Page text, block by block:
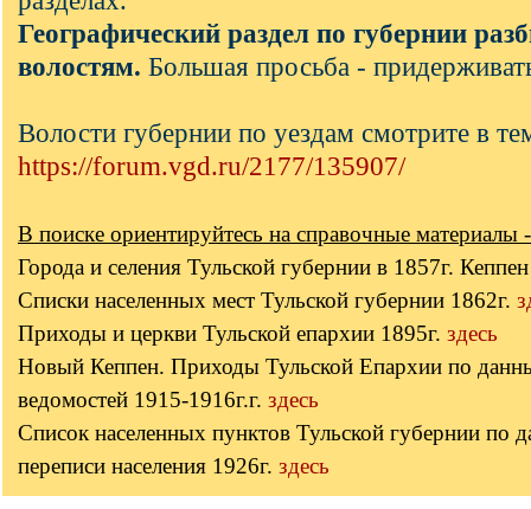
Географический раздел по губернии
волостям. Большая просьба -
Волости губернии по уездам смотрите в
https://forum.vgd.ru/2177/135907/
В поиске ориентируйтесь на справочные материалы -
Города и селения Тульской губернии в 1857г.
Списки населенных мест Тульской губернии 1862г.
Приходы и церкви Тульской епархии 1895г. здесь
Новый Кеппен. Приходы Тульской Епархии по
ведомостей 1915-1916г.г. здесь
Список населенных пунктов Тульской губернии по
переписи населения 1926г. здесь